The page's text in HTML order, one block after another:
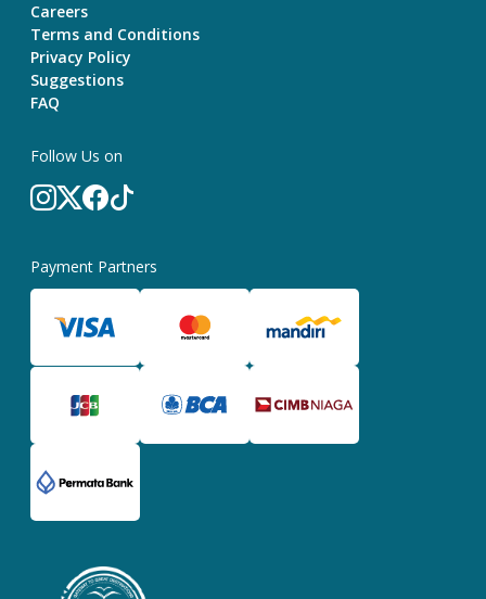
Careers
Terms and Conditions
Privacy Policy
Suggestions
FAQ
Follow Us on
Payment Partners